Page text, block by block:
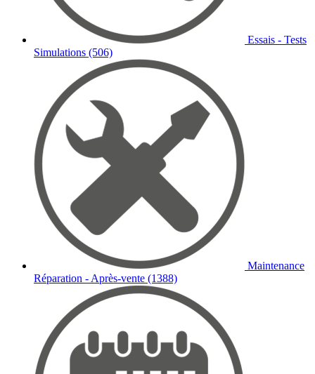
Essais - Tests
Simulations (506)
Maintenance
Réparation - Après-vente (1388)